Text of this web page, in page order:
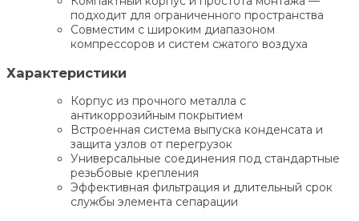
подходит для ограниченного пространства
Совместим с широким диапазоном
компрессоров и систем сжатого воздуха
Характеристики
Корпус из прочного металла с
антикоррозийным покрытием
Встроенная система выпуска конденсата и
защита узлов от перегрузок
Универсальные соединения под стандартные
резьбовые крепления
Эффективная фильтрация и длительный срок
службы элемента сепарации